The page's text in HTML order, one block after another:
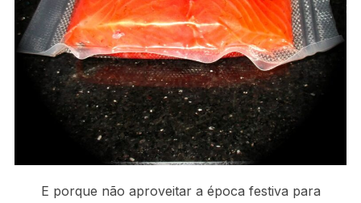
E porque não aproveitar a época festiva para